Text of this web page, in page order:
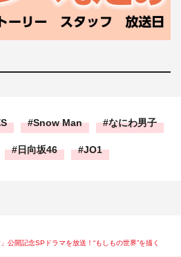
Snow Man なにわ男子
日向坂46 JO1
公開記念SPドラマを放送！“もしもの世界”を描く